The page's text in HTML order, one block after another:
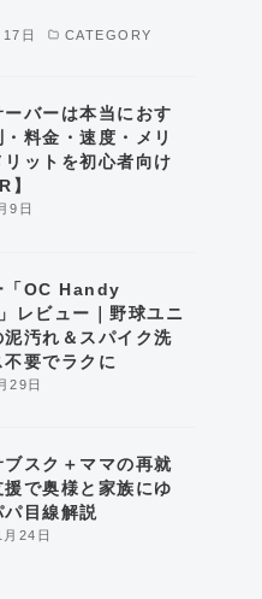
日 CATEGORY
9日
ーバーは本当におす
料金・速度・メリ
リットを初心者向け
】
29日
「OC Handy
レビュー｜野球ユニ
泥汚れ＆スパイク洗
要でラクに
24日
ブスク＋ママの再就
で奥様と家族にゆ
パ目線解説